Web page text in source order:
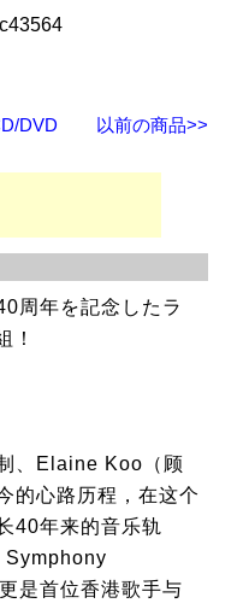
以前の商品>>
DVD
周年を記念したラ
！
、Elaine Koo（顾
的心路历程，在这个
40年来的音乐轨
Symphony
是首位香港歌手与